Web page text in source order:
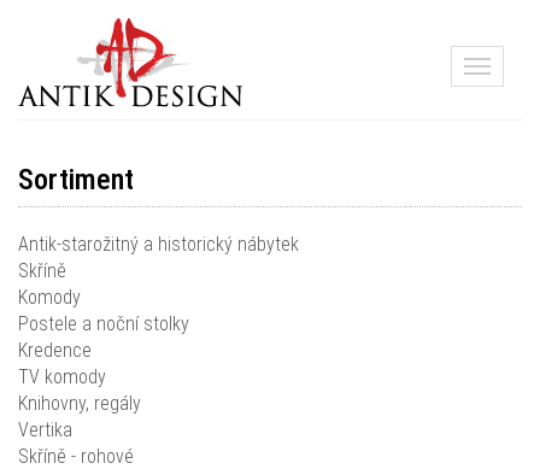
Toggle
Sortiment
Antik-starožitný a historický nábytek
Skříně
Komody
Postele a noční stolky
Kredence
TV komody
Knihovny, regály
Vertika
Skříně - rohové